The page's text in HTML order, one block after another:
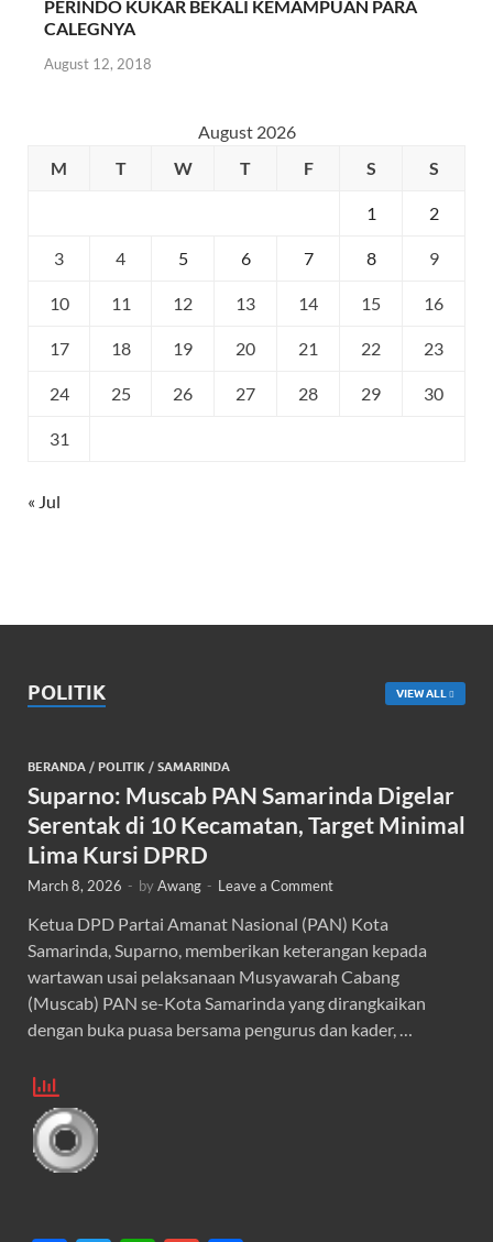
PERINDO KUKAR BEKALI KEMAMPUAN PARA
CALEGNYA
August 12, 2018
August 2026
M
T W T F S S
1 2
3 4 5 6 7 8 9
10 11 12 13 14 15 16
17 18 19 20 21 22 23
24 25 26 27 28 29 30
31
« Jul
POLITIK VIEW ALL
BERANDA / POLITIK / SAMARINDA
Suparno: Muscab PAN Samarinda Digelar
Serentak di 10 Kecamatan, Target Minimal
Lima Kursi DPRD
March 8, 2026 - byAwang - Leave a Comment
Ketua DPD Partai Amanat Nasional (PAN) Kota
Samarinda, Suparno, memberikan keterangan kepada
wartawan usai pelaksanaan Musyawarah Cabang
(Muscab) PAN se-Kota Samarinda yang dirangkaikan
dengan buka puasa bersama pengurus dan kader, …